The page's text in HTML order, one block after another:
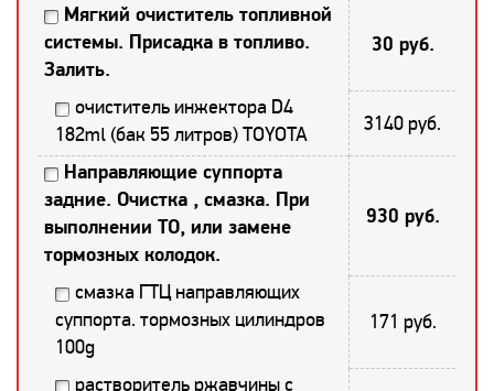
Мягкий очиститель топливной
системы. Присадка в топливо.
Залить.
30 руб.
очиститель инжектора D4
182ml (бак 55 литров) TOYOTA
3140 руб.
Направляющие суппорта
задние. Очистка , смазка. При
выполнении ТО, или замене
тормозных колодок.
930 руб.
смазка ГТЦ направляющих
суппорта. тормозных цилиндров
100g
171 руб.
растворитель ржавчины с